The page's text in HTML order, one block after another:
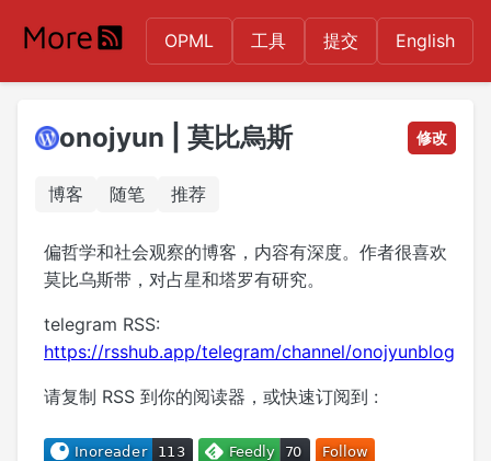
OPML 工具 提交 English
onojyun | 莫比烏斯 修改
博客 随笔 推荐
偏哲学和社会观察的博客，内容有深度。作者很喜欢
莫比乌斯带，对占星和塔罗有研究。
telegram RSS:
https://rsshub.app/telegram/channel/onojyunblog
请复制 RSS 到你的阅读器，或快速订阅到 :